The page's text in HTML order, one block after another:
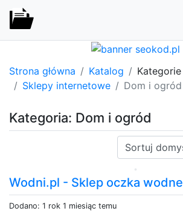
Strona główna Katalog
Kategorie
Sklepy internetowe
Dom i ogród
Kategoria: Dom i ogród
Sortuj:
Wodni.pl - Sklep oczka wodne
Dodano: 1 rok 1 miesiąc temu